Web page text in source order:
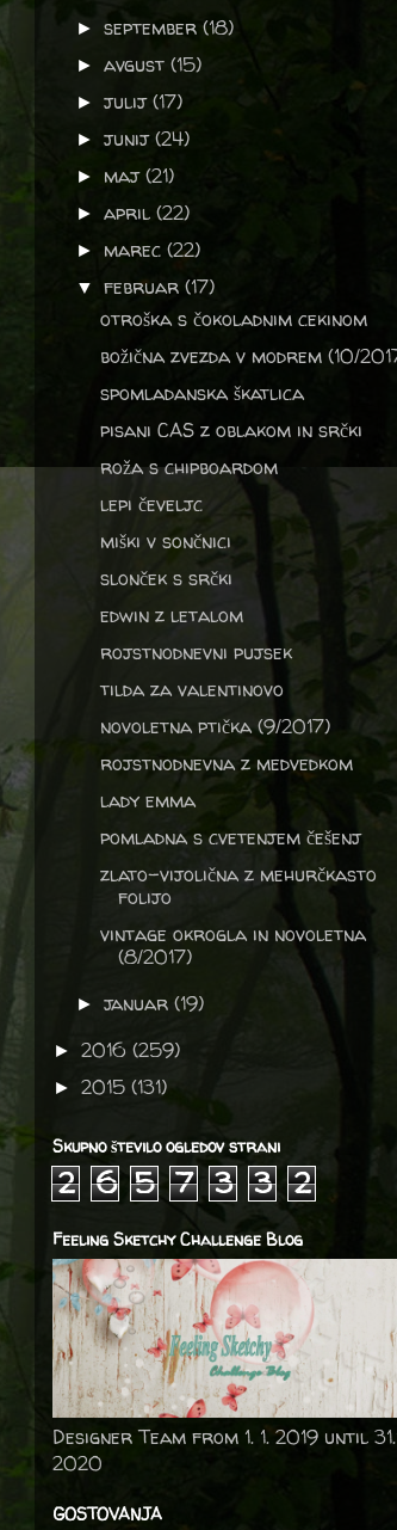
►september(18)
►avgust(15)
►julij(17)
►junij(24)
► maj(21)
►april(22)
► marec(22)
▼februar(17)
otroška s čokoladnim cekinom
božična zvezda v modrem (10/
spomladanska škatlica
pisani CAS z oblakom in srčki
roža s chipboardom
lepi čeveljc
miški v sončnici
slonček s srčki
edwin z letalom
rojstnodnevni pujsek
tilda za valentinovo
novoletna ptička (9/2017)
rojstnodnevna z medvedkom
lady emma
pomladna s cvetenjem češenj
zlato-vijolična z mehurčkasto
folijo
vintage okrogla in novoletna
(8/2017)
►januar(19)
► 2016 (259)
► 2015 (131)
Skupno število ogledov strani
2 6 5 7 3 3 2
Feeling Sketchy Challenge Blog
Designer Team from 1. 1. 2019 until
2020
GOSTOVANJA